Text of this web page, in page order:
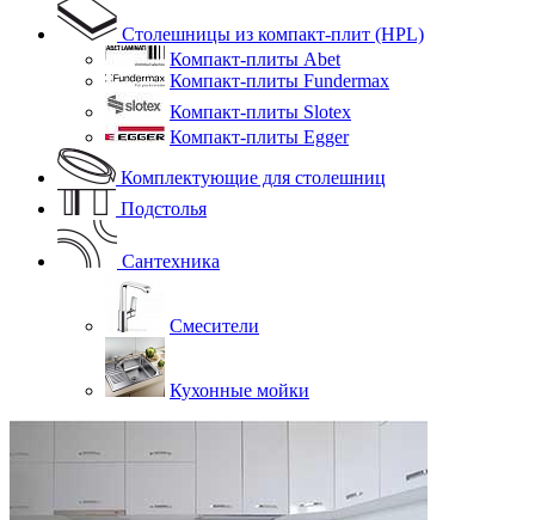
Столешницы из компакт-плит (HPL)
Компакт-плиты Abet
Компакт-плиты Fundermax
Компакт-плиты Slotex
Компакт-плиты Egger
Комплектующие для столешниц
Подстолья
Сантехника
Смесители
Кухонные мойки